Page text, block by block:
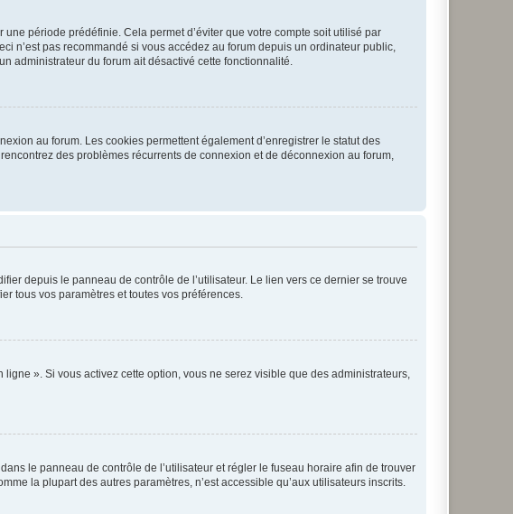
période prédéfinie. Cela permet d’éviter que votre compte soit utilisé par
n’est pas recommandé si vous accédez au forum depuis un ordinateur public,
administrateur du forum ait désactivé cette fonctionnalité.
au forum. Les cookies permettent également d’enregistrer le statut des
des problèmes récurrents de connexion et de déconnexion au forum,
depuis le panneau de contrôle de l’utilisateur. Le lien vers ce dernier se trouve
tous vos paramètres et toutes vos préférences.
». Si vous activez cette option, vous ne serez visible que des administrateurs,
le panneau de contrôle de l’utilisateur et régler le fuseau horaire afin de trouver
la plupart des autres paramètres, n’est accessible qu’aux utilisateurs inscrits.